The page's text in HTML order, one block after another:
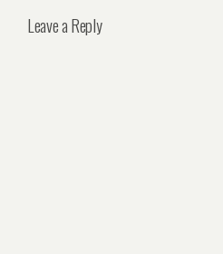
Leave a Reply